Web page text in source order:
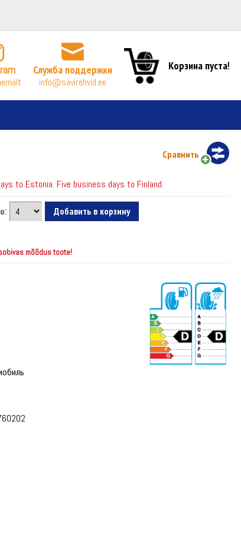
Служба поддержки
info@savirehvid.ee
Корзина пуста!
Сравнить
to Estonia. Five business days to Finland.
mõõdus toote!